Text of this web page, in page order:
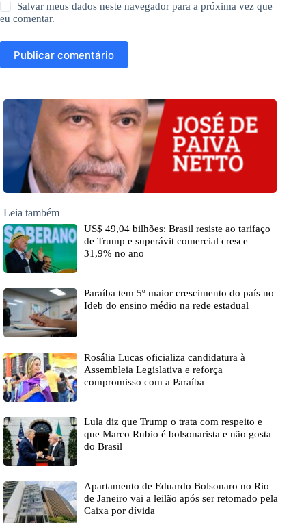
Salvar meus dados neste navegador para a próxima vez que
eu comentar.
Publicar comentário
Leia também
US$ 49,04 bilhões: Brasil resiste ao tarifaço
de Trump e superávit comercial cresce
31,9% no ano
Paraíba tem 5º maior crescimento do país no
Ideb do ensino médio na rede estadual
Rosália Lucas oficializa candidatura à
Assembleia Legislativa e reforça
compromisso com a Paraíba
Lula diz que Trump o trata com respeito e
que Marco Rubio é bolsonarista e não gosta
do Brasil
Apartamento de Eduardo Bolsonaro no Rio
de Janeiro vai a leilão após ser retomado pela
Caixa por dívida